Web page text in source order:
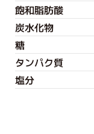
飽和脂肪酸
炭水化物
糖
タンパク質
塩分